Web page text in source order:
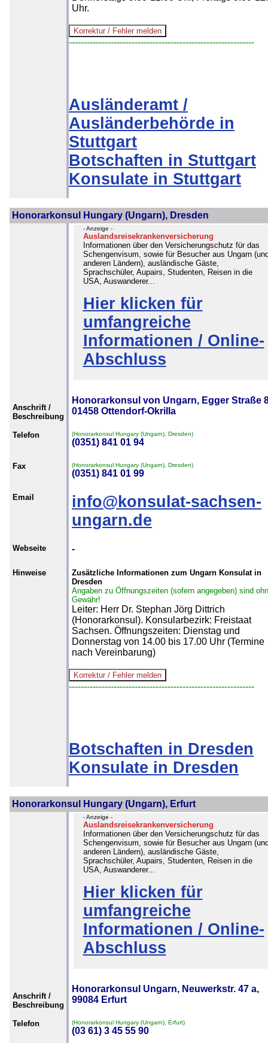
Uhr.
--------------------------------------------------------------
Ausländeramt /
Ausländerbehörde in
Stuttgart
Botschaften in Stuttgart
Konsulate in Stuttgart
Honorarkonsul Hungary (Ungarn), Dresden
- Anzeige -
Auslandsreisekrankenversicherung
Informationen über den Versicherungschutz für das
Schengenvisum, sowie für Besucher aus Ungarn
anderen Ländern), ausländische Gäste,
Sprachschüler, Aupairs, Studenten, Reisen in die
USA, Auswanderer...
Hier klicken für
umfangreiche
Informationen / Online-
Abschluss
Anschrift /
Beschreibung
Honorarkonsul von Ungarn, Egger Straße
01458 Ottendorf-Okrilla
Telefon (Honorarkonsul Hungary (Ungarn), Dresden)
(0351) 841 01 94
Fax (Honorarkonsul Hungary (Ungarn), Dresden)
(0351) 841 01 99
Email
info@konsulat-sachsen-
ungarn.de
Webseite -
Hinweise
Zusätzliche Informationen zum Ungarn Konsulat in
Dresden
Angaben zu Öffnungszeiten (sofern angegeben) sind
Gewähr!
Leiter: Herr Dr. Stephan Jörg Dittrich
(Honorarkonsul). Konsularbezirk: Freistaat
Sachsen. Öffnungszeiten: Dienstag und
Donnerstag von 14.00 bis 17.00 Uhr (Termine
nach Vereinbarung)
--------------------------------------------------------------
Botschaften in Dresden
Konsulate in Dresden
Honorarkonsul Hungary (Ungarn), Erfurt
- Anzeige -
Auslandsreisekrankenversicherung
Informationen über den Versicherungschutz für das
Schengenvisum, sowie für Besucher aus Ungarn
anderen Ländern), ausländische Gäste,
Sprachschüler, Aupairs, Studenten, Reisen in die
USA, Auswanderer...
Hier klicken für
umfangreiche
Informationen / Online-
Abschluss
Anschrift /
Beschreibung
Honorarkonsul Ungarn, Neuwerkstr. 47 a,
99084 Erfurt
Telefon (Honorarkonsul Hungary (Ungarn), Erfurt)
(03 61) 3 45 55 90